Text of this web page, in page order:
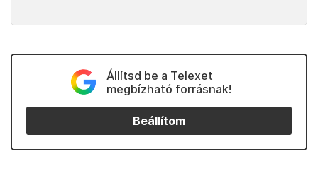
Állítsd be a Telexet
megbízható forrásnak!
Beállítom